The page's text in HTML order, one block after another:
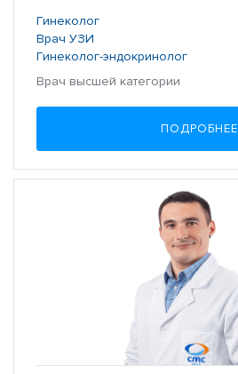
Гинеколог
Врач УЗИ
Гинеколог-эндокринолог
Врач высшей категории
ПОДРОБНЕЕ